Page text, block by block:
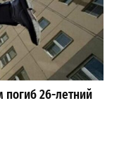
26-летний